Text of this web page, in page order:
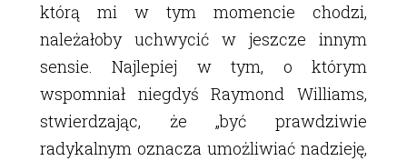
którą mi w tym momencie chodzi,
należałoby uchwycić w jeszcze innym
sensie. Najlepiej w tym, o którym
wspomniał niegdyś Raymond Williams,
stwierdzając, że „być prawdziwie
radykalnym oznacza umożliwiać nadzieję,